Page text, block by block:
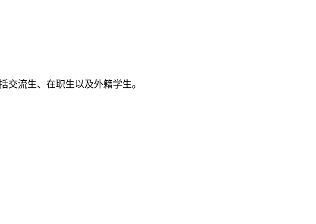
交流生、在职生以及外籍学生。